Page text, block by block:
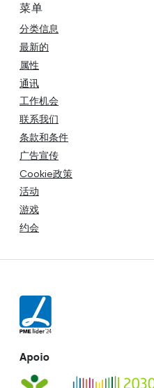
菜单
分类信息
最新的
属性
通讯
工作机会
联系我们
条款和条件
广告宣传
Cookie政策
活动
游戏
约会
Apoio